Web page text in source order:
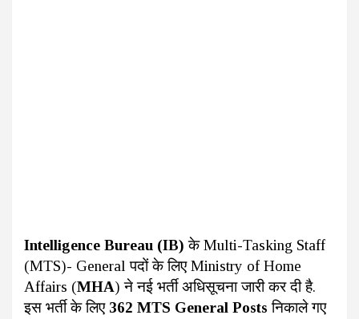
Intelligence Bureau (IB) के Multi-Tasking Staff
(MTS)- General पदों के लिए Ministry of Home
Affairs (MHA) ने नई भर्ती अधिसूचना जारी कर दी है.
इस भर्ती के लिए 362 MTS General Posts निकाले गए